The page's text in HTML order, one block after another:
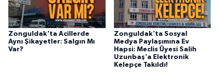
Zonguldak'ta Acillerde
Aynı Şikayetler: Salgın Mı
Var?
Zonguldak'ta Sosyal
Medya Paylaşımına Ev
Hapsi: Meclis Üyesi Salih
Uzunbaş'a Elektronik
Kelepçe Takıldı!